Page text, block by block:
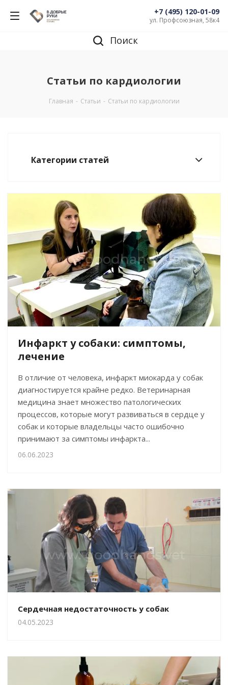
+7 (495) 120-01-09
ул. Профсоюзная, 58к4
Поиск
Статьи по кардиологии
Главная - Статьи - Статьи по кардиологии
Категории статей
Инфаркт у собаки: симптомы,
лечение
В отличие от человека, инфаркт миокарда у собак
диагностируется крайне редко. Ветеринарная
медицина знает множество патологических
процессов, которые могут развиваться в сердце у
собак и которые владельцы часто ошибочно
принимают за симптомы инфаркта...
06.06.2023
Сердечная недостаточность у собак
04.05.2023